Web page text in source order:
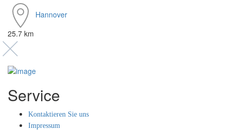
Hannover
25.7 km
Service
Kontaktieren Sie uns
Impressum